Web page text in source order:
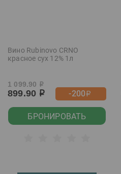
Вино Rubinovo CRNO
красное сух 12% 1л
1 099.90 р
899.90 р -200р
БРОНИРОВАТЬ